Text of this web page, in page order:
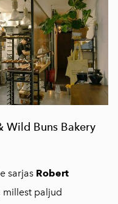
Wild Buns Bakery
sarjas Robert
millest paljud